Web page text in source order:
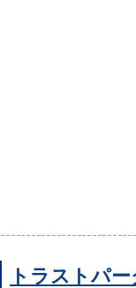
トラストパ